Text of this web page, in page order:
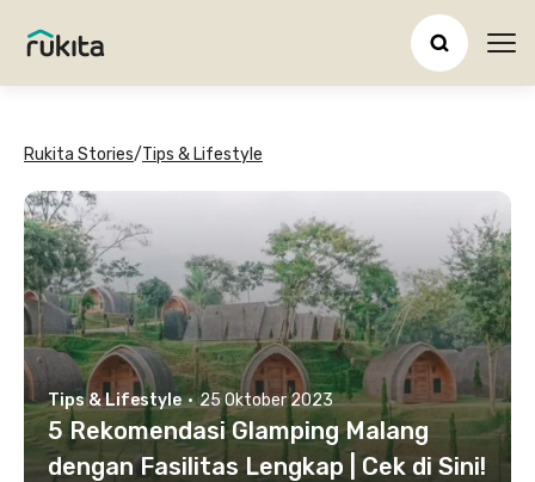
Rukita Stories/Tips & Lifestyle
Tips & Lifestyle · 25 Oktober 2023
5 Rekomendasi Glamping Malang
dengan Fasilitas Lengkap | Cek di Sini!